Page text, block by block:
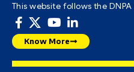
This website follows the
Know More